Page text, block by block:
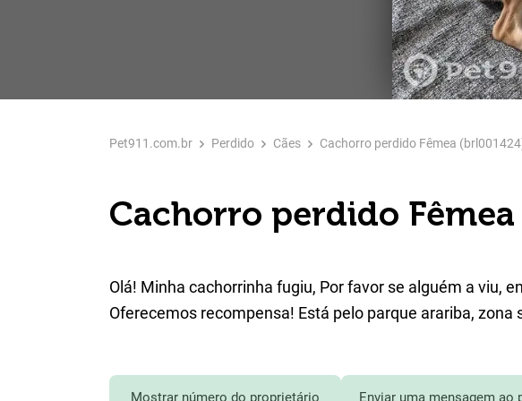
Pet911.com.br Perdido Cães Cachorro perdido Fêmea
Cachorro perdido
Olá! Minha cachorrinha fugiu, Por favor se alguém a viu,
Oferecemos recompensa! Está pelo parque arariba, zona
Mostrar número do proprietário Enviar uma mensagem ao